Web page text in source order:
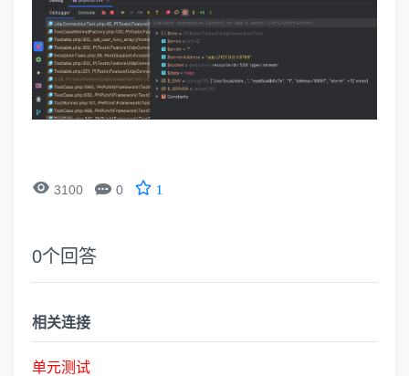
 3100  0 1
0个回答
相关连接
单元测试